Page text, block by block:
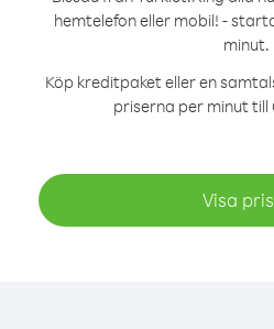
hemtelefon eller mobil! -
minut.
Köp kreditpaket eller en
priserna per minut till
Visa